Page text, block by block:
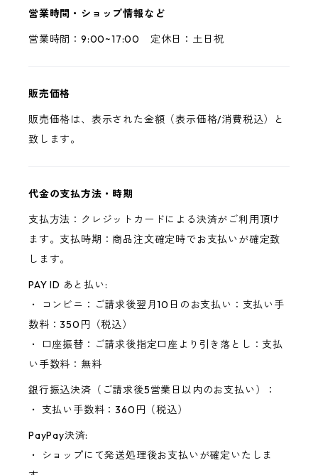
営業時間・ショップ情報など
営業時間：9:00~17:00 定休日：土日祝
販売価格
販売価格は、表示された金額（表示価格/消費税込）と
致します。
代金の支払方法・時期
支払方法：クレジットカードによる決済がご利用頂け
ます。支払時期：商品注文確定時でお支払いが確定致
します。
PAY ID あと払い:
・ コンビニ：ご請求後翌月10日のお支払い：支払い手
数料：350円（税込）
・ 口座振替：ご請求後指定口座より引き落とし：支払
い手数料：無料
銀行振込決済（ご請求後5営業日以内のお支払い）：
・ 支払い手数料：360円（税込）
PayPay決済:
・ ショップにて発送処理後お支払いが確定いたしま